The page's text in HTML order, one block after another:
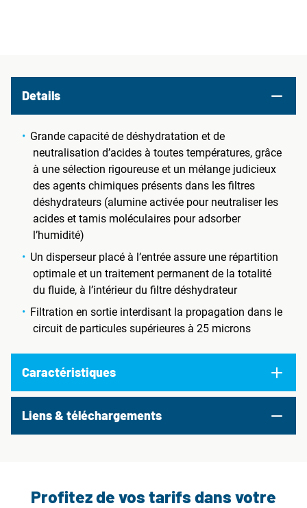
Details
Grande capacité de déshydratation et de
neutralisation d’acides à toutes températures, grâce
à une sélection rigoureuse et un mélange judicieux
des agents chimiques présents dans les filtres
déshydrateurs (alumine activée pour neutraliser les
acides et tamis moléculaires pour adsorber
l’humidité)
Un disperseur placé à l’entrée assure une répartition
optimale et un traitement permanent de la totalité
du fluide, à l’intérieur du filtre déshydrateur
Filtration en sortie interdisant la propagation dans le
circuit de particules supérieures à 25 microns
Caractéristiques
Liens & téléchargements
Profitez de vos tarifs dans votre